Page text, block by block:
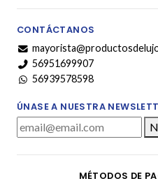
CONTÁCTANOS
56951699907
56939578598
ÚNASE A NUESTRA
MÉTODOS DE